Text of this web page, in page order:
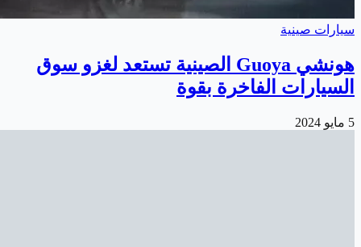
سيارات صينية
هونشي Guoya الصينية تستعد لغزو سوق
السيارات الفاخرة بقوة
5 مايو 2024